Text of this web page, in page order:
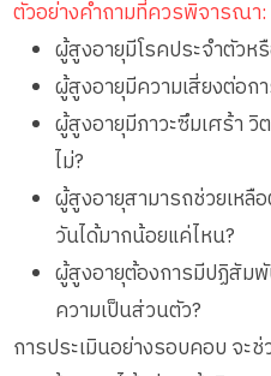
ตัวอย่างคำถามที่ควรพิจารณา:
ผู้สูงอายุมีโรคประจำตัวห
ผู้สูงอายุมีความเสี่ยงต่อก
ผู้สูงอายุมีภาวะซึมเศร้า
ไม่?
ผู้สูงอายุสามารถช่วยเหลื
วันได้มากน้อยแค่ไหน?
ผู้สูงอายุต้องการมีปฏิสัม
ความเป็นส่วนตัว?
การประเมินอย่างรอบคอบ จะช่